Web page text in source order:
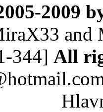
2009
344] All